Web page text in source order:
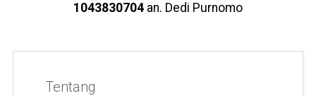
1043830704 an. Dedi Purnomo
Tentang